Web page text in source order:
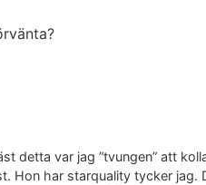
detta var jag ”tvungen” att
har starquality tycker jag.